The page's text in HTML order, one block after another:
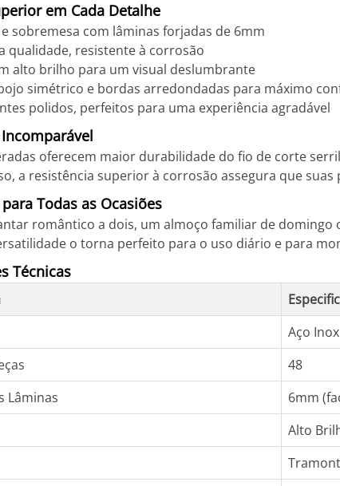
em Cada Detalhe
e sobremesa com lâminas forjadas de 6mm
qualidade, resistente à corrosão
alto brilho para um visual deslumbrante
simétrico e bordas arredondadas para máximo
polidos, perfeitos para uma experiência agradável
oferecem maior durabilidade do fio de corte
a resistência superior à corrosão assegura que
Todas as Ocasiões
romântico a dois, um almoço familiar de
o torna perfeito para o uso diário e para
Técnicas
Aço Inox
48
Lâminas
6mm
Alto